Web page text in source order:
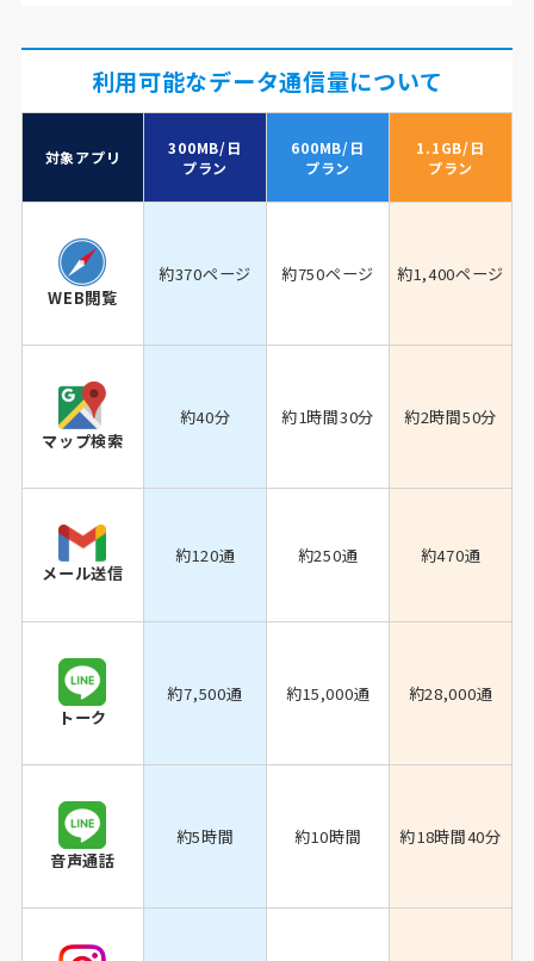
利用可能なデータ通信量について
対象アプリ
300MB/日
プラン
600MB/日
プラン
1.1GB/日
プラン
WEB閲覧
約370ページ 約750ページ 約1,400ページ
マップ検索
約40分 約1時間30分 約2時間50分
メール送信
約120通 約250通 約470通
トーク
約7,500通 約15,000通 約28,000通
音声通話
約5時間 約10時間 約18時間40分